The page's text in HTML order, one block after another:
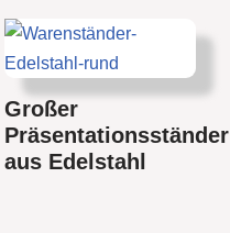
Großer
Präsentationsständer
aus Edelstahl